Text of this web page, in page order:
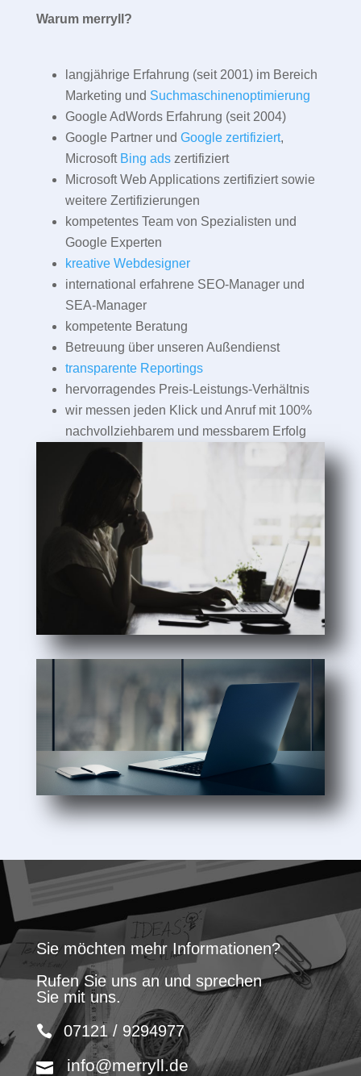
Warum merryll?
langjährige Erfahrung (seit 2001) im Bereich
Marketing und Suchmaschinenoptimierung
Google AdWords Erfahrung (seit 2004)
Google Partner und Google zertifiziert,
Microsoft Bing adszertifiziert
Microsoft Web Applications zertifiziert sowie
weitere Zertifizierungen
kompetentes Team von Spezialisten und
Google Experten
kreative Webdesigner
international erfahrene SEO-Manager und
SEA-Manager
kompetente Beratung
Betreuung über unseren Außendienst
transparente Reportings
hervorragendes Preis-Leistungs-Verhältnis
wir messen jeden Klick und Anruf mit 100%
nachvollziehbarem und messbarem Erfolg
Sie möchten mehr Informationen?
Rufen Sie uns an und sprechen
Sie mit uns.
07121 / 9294977
info@merryll.de